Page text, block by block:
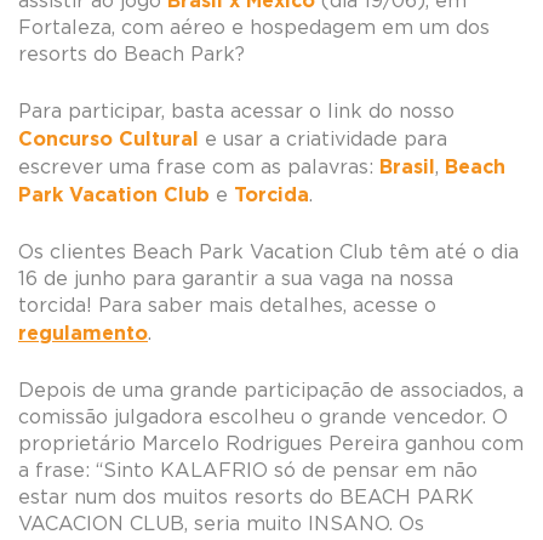
Fortaleza, com aéreo e hospedagem em um dos
resorts do Beach Park?
Para participar, basta acessar o link do nosso
Concurso Cultural e usar a criatividade para
escrever uma frase com as palavras: Brasil, Beach
Park Vacation Club e Torcida.
Os clientes Beach Park Vacation Club têm até o dia
16 de junho para garantir a sua vaga na nossa
torcida! Para saber mais detalhes, acesse o
regulamento.
Depois de uma grande participação de associados, a
comissão julgadora escolheu o grande vencedor. O
proprietário Marcelo Rodrigues Pereira ganhou com
a frase: “Sinto KALAFRIO só de pensar em não
estar num dos muitos resorts do BEACH PARK
VACACION CLUB, seria muito INSANO. Os